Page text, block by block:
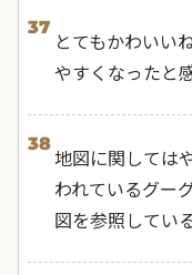
37
とてもかわいい
やすくなったと
38
地図に関しては
われているグー
図を参照してい